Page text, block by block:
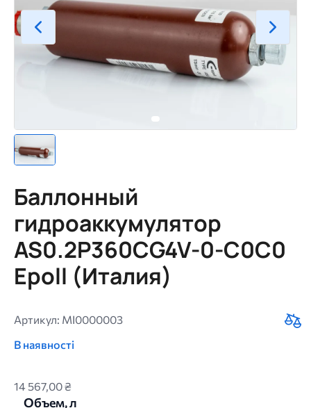
Баллонный
гидроаккумулятор
AS0.2P360CG4V-0-C0C0
Epoll (Италия)
Артикул: MI0000003
В наявності
14 567,00 ₴
Объем, л